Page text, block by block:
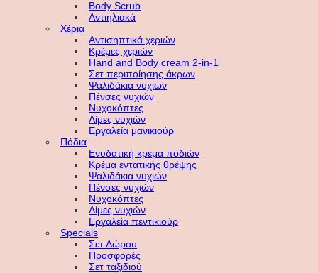
Body Scrub
Αντιηλιακά
Χέρια
Αντισηπτικά χεριών
Κρέμες χεριών
Hand and Body cream 2-in-1
Σετ περιποίησης άκρων
Ψαλιδάκια νυχιών
Πένσες νυχιών
Νυχοκόπτες
Λίμες νυχιών
Εργαλεία μανικιούρ
Πόδια
Ενυδατική κρέμα ποδιών
Κρέμα εντατικής θρέψης
Ψαλιδάκια νυχιών
Πένσες νυχιών
Νυχοκόπτες
Λίμες νυχιών
Εργαλεία πεντικιούρ
Specials
Σετ Δώρου
Προσφορές
Σετ ταξιδιού